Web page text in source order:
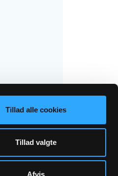
Tillad alle cookies
Tillad valgte
Afvis